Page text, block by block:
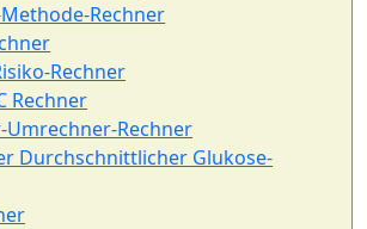
Rechner
Rechner
Rechner
Umrechner-Rechner
Durchschnittlicher Glukose-